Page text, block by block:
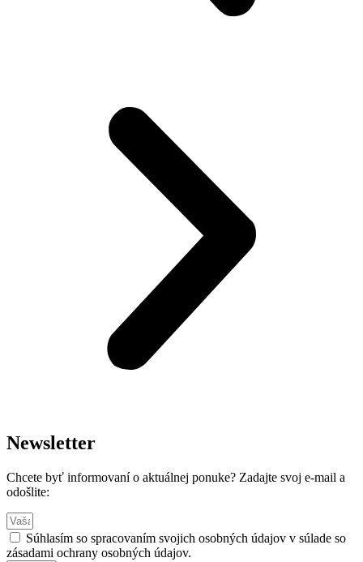
Newsletter
Chcete byť informovaní o aktuálnej ponuke? Zadajte svoj e-mail a
odošlite:
Súhlasím so spracovaním svojich osobných údajov v súlade so
zásadami ochrany osobných údajov.